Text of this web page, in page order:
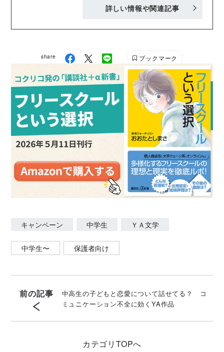
文化賞受賞。また、第21回千葉市芸術文化新人賞奨励
リーズ、「カーテンコールはきみと」シリーズ（以上
偕成社）、『かわいいわたしのFe』（文研出版）、
『みおちゃんも猫 好きだよね？』（金の星社）などが
ある。
詳しい情報や関連記事
share ブックマーク
キャンペーン 中学生 ＹＡ文学
中学生〜 保護者向け
前の記事
中高生の子どもと恋愛について話せてる？ コ
ミュニケーション不全に効くYA作品
カテゴリ TOPへ